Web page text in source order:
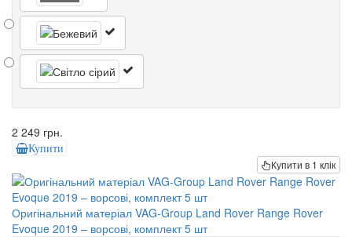
2 249 грн.
Купити
Купити в 1 клік
Оригінальний матеріал VAG-Group Land Rover Range Rover
Evoque 2019 – ворсові, комплект 5 шт